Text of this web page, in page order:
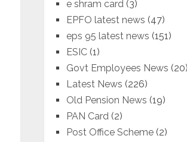
e shram card (3)
EPFO latest news (47)
eps 95 latest news (151)
ESIC (1)
Govt Employees News (20)
Latest News (226)
Old Pension News (19)
PAN Card (2)
Post Office Scheme (2)